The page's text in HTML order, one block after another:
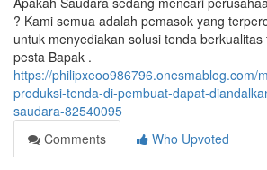
? Kami semua adalah pemasok yang
untuk menyediakan solusi tenda
pesta Bapak .
https://philipxeoo986796.onesmablog.com/
produksi-tenda-di-pembuat-dapat-
saudara-82540095
Comments
Who Upvoted